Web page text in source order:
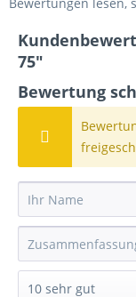
75"
Bewertung